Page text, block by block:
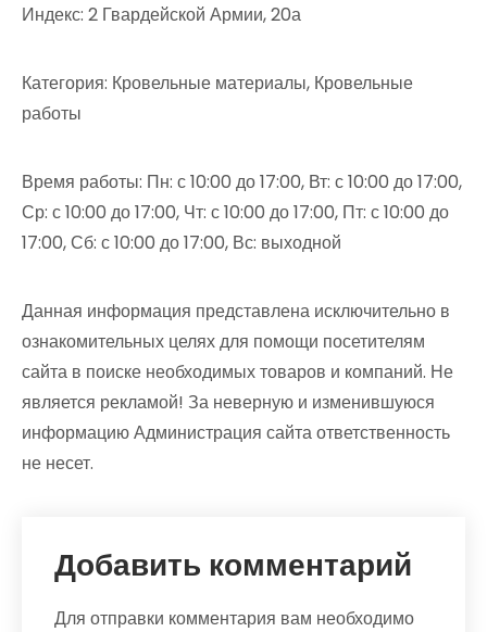
Индекс: 2 Гвардейской Армии, 20а
Категория: Кровельные материалы, Кровельные
работы
Время работы: Пн: с 10:00 до 17:00, Вт: с 10:00 до 17:00,
Ср: с 10:00 до 17:00, Чт: с 10:00 до 17:00, Пт: с 10:00 до
17:00, Сб: с 10:00 до 17:00, Вс: выходной
Данная информация представлена исключительно в
ознакомительных целях для помощи посетителям
сайта в поиске необходимых товаров и компаний. Не
является рекламой! За неверную и изменившуюся
информацию Администрация сайта ответственность
не несет.
Добавить комментарий
Для отправки комментария вам необходимо